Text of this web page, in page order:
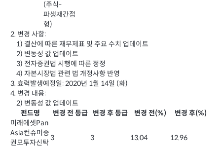
(주식-
파생재간접
형)
2. 변경 사항:
1) 결산에 따른 재무제표 및 주요 수치 업데이트
2) 변동성 값 업데이트
3) 전자증권법 시행에 따른 정정
4) 자본시장법 관련 법 개정사항 반영
3. 효력발생예정일: 2020년 1월 14일 (화)
4. 변경 내용:
2) 변동성 값 업데이트
펀드명
변경 전 등급 변경 후 등급 변경 전(%)
변경 후(%)
미래에셋Pan
Asia컨슈머증
권모투자신탁
3 3 13.04 12.96